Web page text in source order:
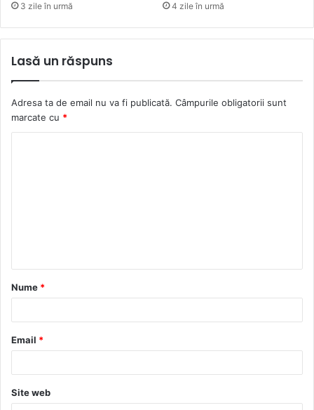
3 zile în urmă 4 zile în urmă
Lasă un răspuns
Adresa ta de email nu va fi publicată. Câmpurile obligatorii sunt
marcate cu *
a
r
*
Nume *
Email *
Site web